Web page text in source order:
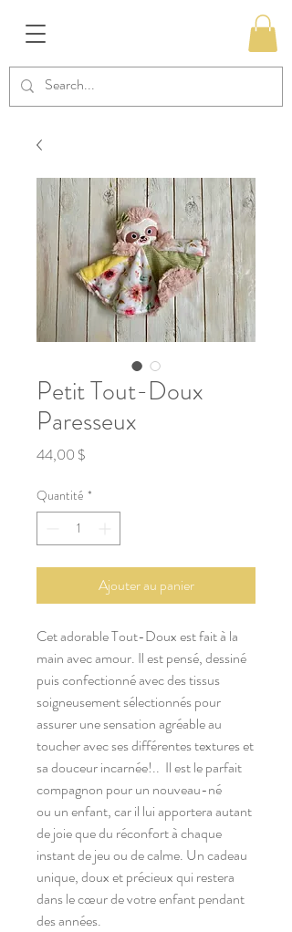
Petit Tout-Doux
Paresseux
44,00 $
Quantité *
Ajouter au panier
Cet adorable Tout-Doux est fait à la
main avec amour. Il est pensé, dessiné
puis confectionné avec des tissus
soigneusement sélectionnés pour
assurer une sensation agréable au
toucher avec ses différentes textures et
sa douceur incarnée!.. Il est le parfait
compagnon pour un nouveau-né
ou un enfant, car il lui apportera autant
de joie que du réconfort à chaque
instant de jeu ou de calme. Un cadeau
unique, doux et précieux qui restera
dans le cœur de votre enfant pendant
des années.